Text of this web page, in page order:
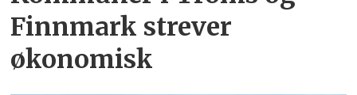
Finnmark strever
økonomisk